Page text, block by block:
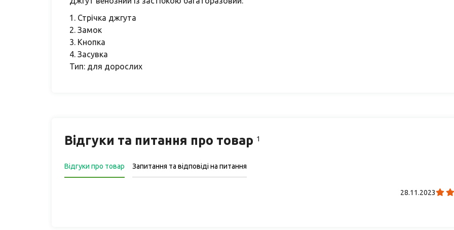
1. Стрічка джгута
2. Замок
3. Кнопка
4. Засувка
Тип: для дорослих
Відгуки та питання про товар 1
Відгуки про товар Запитання та відповіді на питання
28.11.2023